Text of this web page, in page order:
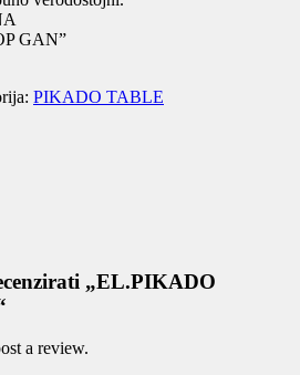
GAN”
PIKADO TABLE
„EL.PIKADO
a review.